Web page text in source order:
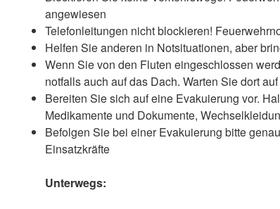
angewiesen
Telefonleitungen nicht blockieren!
Helfen Sie anderen in Notsituationen, aber
Wenn Sie von den Fluten eingeschlossen
notfalls auch auf das Dach. Warten Sie dort
Bereiten Sie sich auf eine Evakuierung vor.
Medikamente und Dokumente,
Befolgen Sie bei einer Evakuierung bitte
Einsatzkräfte
Unterwegs: